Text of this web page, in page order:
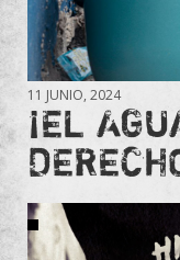
11 JUNIO, 2024
¡EL